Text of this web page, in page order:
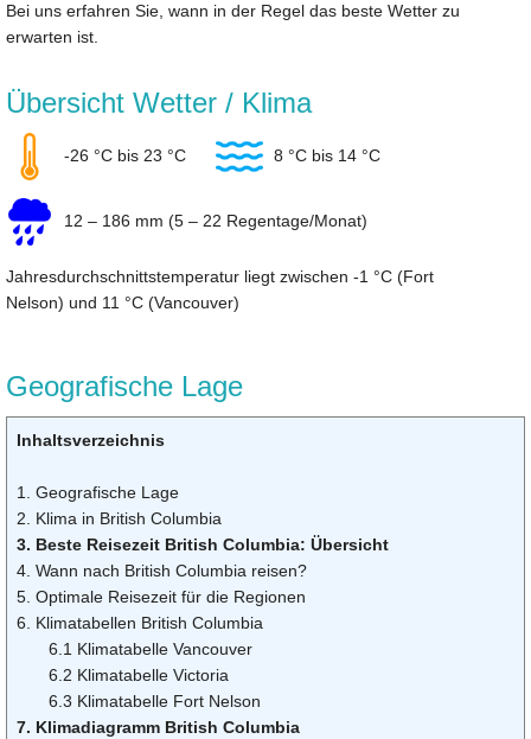
Bei uns erfahren Sie, wann in der Regel das beste Wetter zu
erwarten ist.
Übersicht Wetter / Klima
-26 °C bis 23 °C 8 °C bis 14 °C
12 – 186 mm (5 – 22 Regentage/Monat)
Jahresdurchschnittstemperatur liegt zwischen -1 °C (Fort
Nelson) und 11 °C (Vancouver)
Geografische Lage
Inhaltsverzeichnis
1. Geografische Lage
2. Klima in British Columbia
3. Beste Reisezeit British Columbia: Übersicht
4. Wann nach British Columbia reisen?
5. Optimale Reisezeit für die Regionen
6. Klimatabellen British Columbia
6.1 Klimatabelle Vancouver
6.2 Klimatabelle Victoria
6.3 Klimatabelle Fort Nelson
7. Klimadiagramm British Columbia